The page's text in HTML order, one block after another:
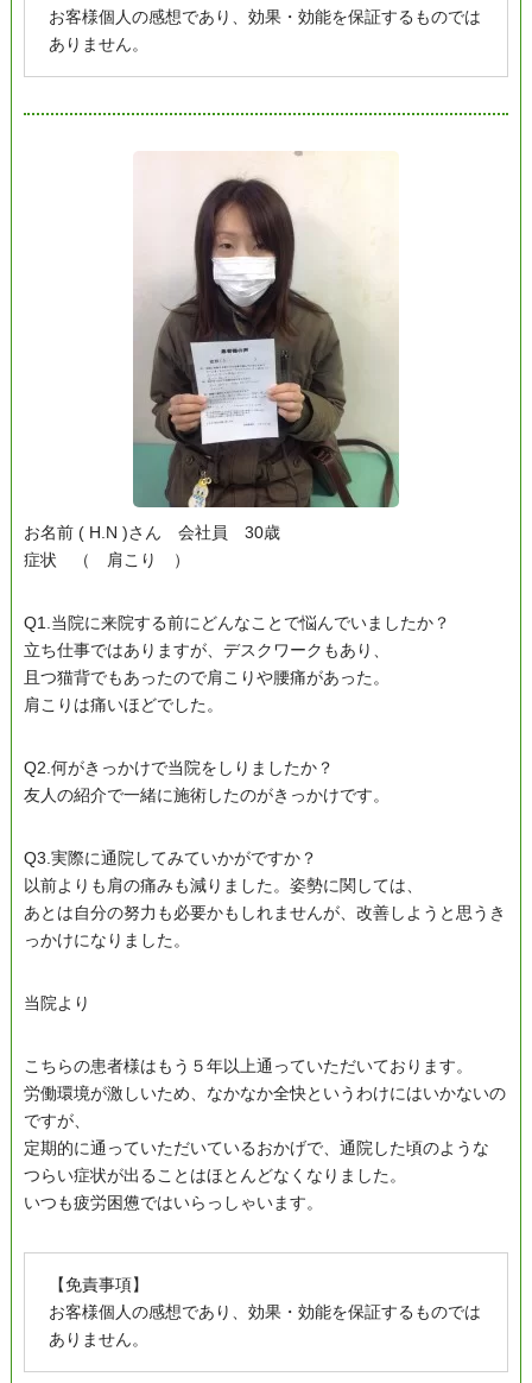
お客様個人の感想であり、効果・効能を保証するものでは
ありません。
お名前 ( H.N )さん 会社員 30歳
症状 （ 肩こり ）
Q1.当院に来院する前にどんなことで悩んでいましたか？
立ち仕事ではありますが、デスクワークもあり、
且つ猫背でもあったので肩こりや腰痛があった。
肩こりは痛いほどでした。
Q2.何がきっかけで当院をしりましたか？
友人の紹介で一緒に施術したのがきっかけです。
Q3.実際に通院してみていかがですか？
以前よりも肩の痛みも減りました。姿勢に関しては、
あとは自分の努力も必要かもしれませんが、改善しようと思うき
っかけになりました。
当院より
こちらの患者様はもう５年以上通っていただいております。
労働環境が激しいため、なかなか全快というわけにはいかないの
ですが、
定期的に通っていただいているおかげで、通院した頃のような
つらい症状が出ることはほとんどなくなりました。
いつも疲労困憊ではいらっしゃいます。
【免責事項】
お客様個人の感想であり、効果・効能を保証するものでは
ありません。